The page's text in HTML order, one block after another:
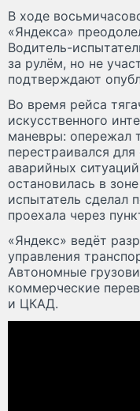
В ходе
«Яндекса»
Водитель-
за рулём, но не
подтверждают
Во время рейса
искусственного
маневры: опережал
перестраивался
аварийных
остановилась в
испытатель сделал
проехала через
«Яндекс» ведёт
управления
Автономные
коммерческие
и ЦКАД.